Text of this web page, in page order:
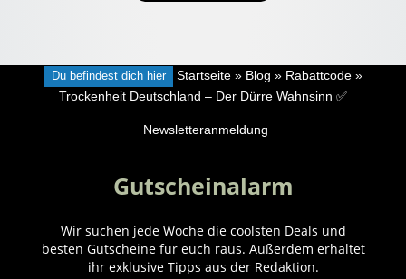
Du befindest dich hier Startseite» Blog » Rabattcode»
Trockenheit Deutschland – Der Dürre Wahnsinn ✅
Newsletteranmeldung
Gutscheinalarm
Wir suchen jede Woche die coolsten Deals und
besten Gutscheine für euch raus. Außerdem erhaltet
ihr exklusive Tipps aus der Redaktion.